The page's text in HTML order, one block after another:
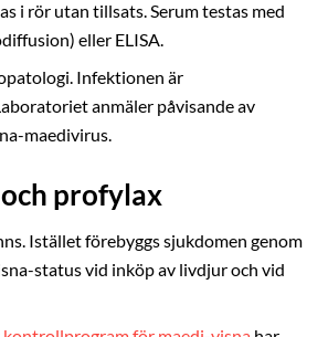
i rör utan tillsats. Serum testas med
eller ELISA.
Infektionen är
anmäler påvisande av
maedivirus.
profylax
Istället förebyggs sjukdomen genom
status vid inköp av livdjur och vid